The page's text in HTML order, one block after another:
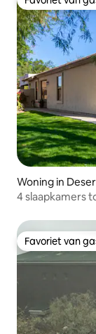
Favoriet van
Woning in
4 slaapkamers
Favoriet van
Favoriet van